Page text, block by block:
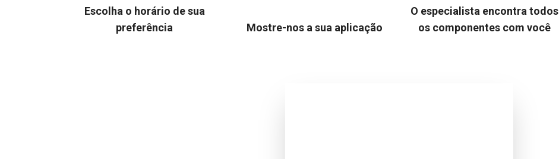
Escolha o horário de sua
preferência
Mostre-nos a sua aplicação
O especialista encontra todos
os componentes com você